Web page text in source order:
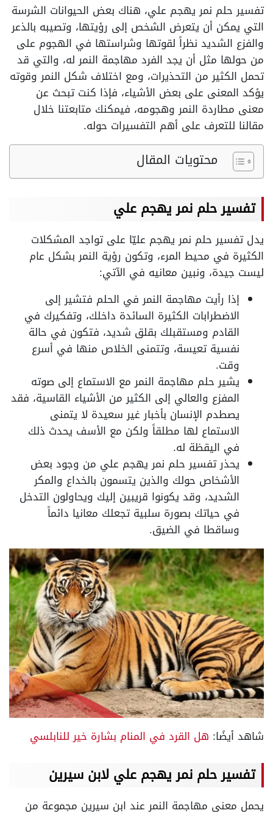
تفسير حلم نمر يهجم علي، هناك بعض الحيوانات الشرسة
التي يمكن أن يتعرض الشخص إلى رؤيتها، وتصيبه بالذعر
والفزع الشديد نظراً لقوتها وشراستها في الهجوم على
من حولها مثل أن يجد الفرد مهاجمة النمر له، والتي قد
تحمل الكثير من التحذيرات، ومع اختلاف شكل النمر وقوته
يؤكد المعنى على بعض الأشياء، فإذا كنت تبحث عن
معنى مطاردة النمر وهجومه، فيمكنك متابعتنا خلال
مقالنا للتعرف على أهم التفسيرات حوله.
محتويات المقال
تفسير حلم نمر يهجم علي
يدل تفسير حلم نمر يهجم عليّا على تواجد المشكلات
الكثيرة في محيط المرء، وتكون رؤية النمر بشكل عام
ليست جيدة، ونبين معانيه في الآتي:
إذا رأيت مهاجمة النمر في الحلم فتشير إلى
الاضطرابات الكثيرة السائدة داخلك، وتفكيرك في
القادم ومستقبلك بقلق شديد، فتكون في حالة
نفسية تعيسة، وتتمنى الخلاص منها في أسرع
وقت.
يشير حلم مهاجمة النمر مع الاستماع إلى صوته
المفزع والعالي إلى الكثير من الأشياء القاسية، فقد
يصطدم الإنسان بأخبار غير سعيدة لا يتمنى
الاستماع لها مطلقاً ولكن مع الأسف يحدث ذلك
في اليقظة له.
يحذر تفسير حلم نمر يهجم علي من وجود بعض
الأشخاص حولك والذين يتسمون بالخداع والمكر
الشديد، وقد يكونوا قريبين إليك ويحاولون التدخل
في حياتك بصورة سلبية تجعلك معانيا دائماً
وساقطا في الضيق.
شاهد أيضًا: هل القرد في المنام بشارة خير للنابلسي
تفسير حلم نمر يهجم علي لابن سيرين
يحمل معنى مهاجمة النمر عند ابن سيرين مجموعة من